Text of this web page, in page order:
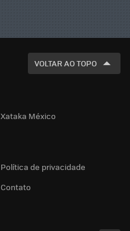
VOLTAR AO TOPO
Xataka México
Política de privacidade
Contato